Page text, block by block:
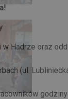
Hadrze oraz
(ul.
godziny